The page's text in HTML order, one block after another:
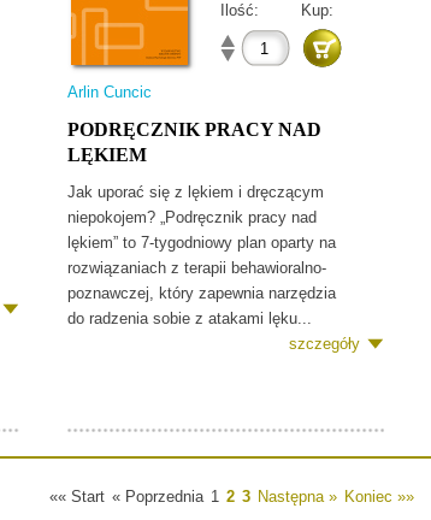
Ilość: Kup:
Arlin Cuncic
PODRĘCZNIK PRACY NAD
LĘKIEM
Jak uporać się z lękiem i dręczącym
niepokojem? „Podręcznik pracy nad
lękiem” to 7-tygodniowy plan oparty na
rozwiązaniach z terapii behawioralno-
poznawczej, który zapewnia narzędzia
do radzenia sobie z atakami lęku...
szczegóły
«« Start « Poprzednia 1 2 3 Następna » Koniec »»